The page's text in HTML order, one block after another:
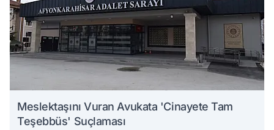
Meslektaşını Vuran Avukata 'Cinayete Tam
Teşebbüs' Suçlaması